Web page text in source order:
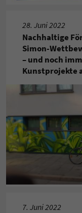
28. Juni 2022
Nachhaltige
Simon-
– und noch
Kunstprojekte
7. Juni 2022